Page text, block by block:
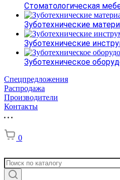
Стоматологическая
Зуботехнические
Зуботехнические
Зуботехническое
Спецпредложения
Распродажа
Производители
Контакты
0